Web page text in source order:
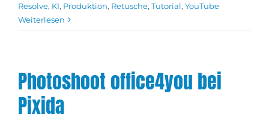
Resolve, KI, Produktion, Retusche, Tutorial, YouTube
Weiterlesen
Photoshoot office4you bei
Pixida